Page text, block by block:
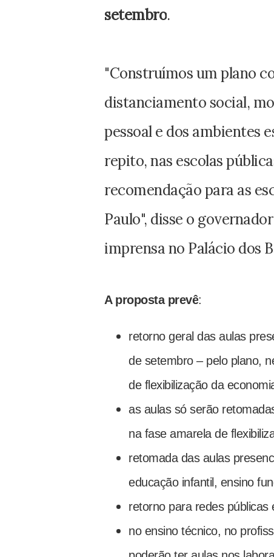
setembro.
"Construímos um plano
distanciamento social,
pessoal e dos ambientes
repito, nas escolas
recomendação para as
Paulo", disse o
imprensa no Palácio dos
A proposta prevê:
retorno geral das aulas
de setembro – pelo plano,
de flexibilização da
as aulas só serão
na fase amarela de
retomada das aulas
educação infantil, ensino
retorno para redes públicas
no ensino técnico, no